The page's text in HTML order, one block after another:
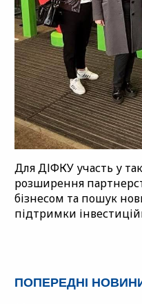
Для ДІФКУ участь у
розширення
бізнесом та пошук
підтримки
ПОПЕРЕДНІ